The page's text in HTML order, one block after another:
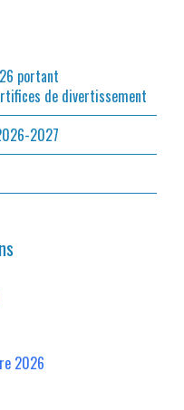
portant
de divertissement
2027
2026